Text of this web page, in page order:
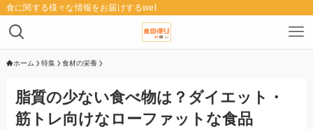
食に関する様々な情報をお届けするwebメディア「食の便り」
ホーム 特集 食材の栄養
脂質の少ない食べ物は？ダイエット・
筋トレ向けなローファットな食品